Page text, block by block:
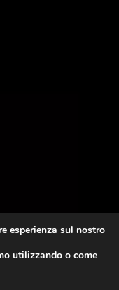
esperienza sul nostro
utilizzando o come